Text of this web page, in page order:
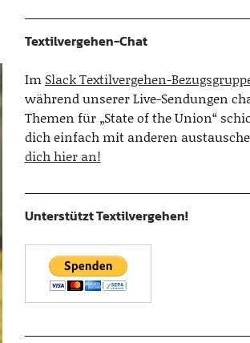
Textilvergehen-Chat
Im Slack Textilvergehen-
während unserer Live-Sendungen
Themen für „State of the Union“
dich einfach mit anderen
dich hier an!
Unterstützt Textilvergehen!